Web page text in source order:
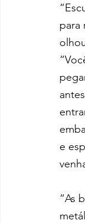
para
e
“As